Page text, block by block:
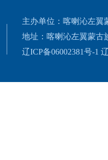
主办单位：喀喇沁左翼
地址：喀喇沁左翼蒙古
辽ICP备06002381号-1